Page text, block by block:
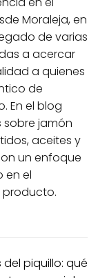
Moraleja, en
de varias
a acercar
a quienes
de
En el blog
jamón
aceites y
un enfoque
en el
del piquillo: qué